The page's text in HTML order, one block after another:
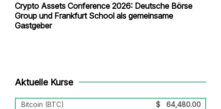
Crypto Assets Conference 2026: Deutsche Börse
Group und Frankfurt School als gemeinsame
Gastgeber
Aktuelle Kurse
Bitcoin (BTC) $ 64,480.00